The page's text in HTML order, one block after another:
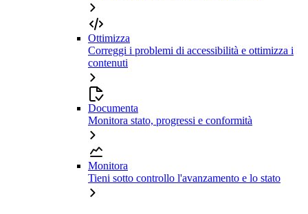
Ottimizza
Correggi i problemi di accessibilità e ottimizza i
contenuti
Documenta
Monitora stato, progressi e conformità
Monitora
Tieni sotto controllo l'avanzamento e lo stato